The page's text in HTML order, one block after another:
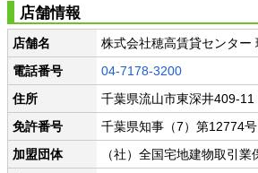
店舗情報
店舗名
株式会社穂高賃貸センター
電話番号
04-7178-3200
住所
千葉県流山市東深井409-11
免許番号
千葉県知事（7）第12774号
加盟団体
（社）全国宅地建物取引業